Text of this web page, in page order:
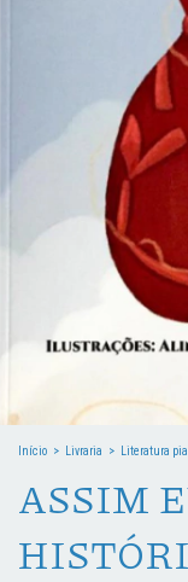
Início > Livraria > Literatura
ASSIM